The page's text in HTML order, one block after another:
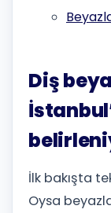
Diş
İlk bakışta
Oysa